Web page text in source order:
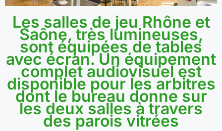
Les salles de jeu Rhône et
Saône, très lumineuses,
sont équipées de tables
avec écran. Un équipement
complet audiovisuel est
disponible pour les arbitres
dont le bureau donne sur
les deux salles à travers
des parois vitrées